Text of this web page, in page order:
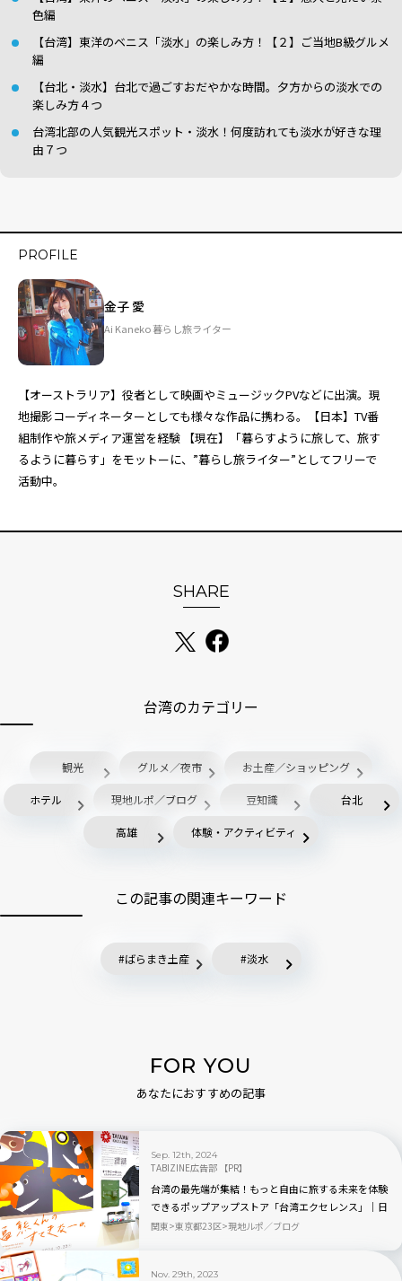
色編
【台湾】東洋のベニス「淡水」の楽しみ方！【２】ご当地B級グルメ
編
【台北・淡水】台北で過ごすおだやかな時間。夕方からの淡水での
楽しみ方４つ
台湾北部の人気観光スポット・淡水！何度訪れても淡水が好きな理
由７つ
PROFILE
金子 愛
Ai Kaneko 暮らし旅ライター
【オーストラリア】役者として映画やミュージックPVなどに出演。現
地撮影コーディネーターとしても様々な作品に携わる。【日本】TV番
組制作や旅メディア運営を経験 【現在】「暮らすように旅して、旅す
るように暮らす」をモットーに、”暮らし旅ライター”としてフリーで
活動中。
SHARE
台湾のカテゴリー
観光 グルメ／夜市 お土産／ショッピング
ホテル 現地ルポ／ブログ 豆知識 台北
高雄 体験・アクティビティ
この記事の関連キーワード
ばらまき土産 淡水
FOR YOU
あなたにおすすめの記事
Sep. 12th, 2024
TABIZINE広告部 【PR】
台湾の最先端が集結！もっと自由に旅する未来を体験
できるポップアップストア「台湾エクセレンス」｜日
本橋・誠品生活
関東 東京都23区 現地ルポ／ブログ
Nov. 29th, 2023